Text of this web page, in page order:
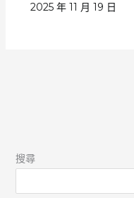
2025 年 11 月 19 日
搜尋